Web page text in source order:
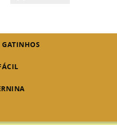
GATINHOS